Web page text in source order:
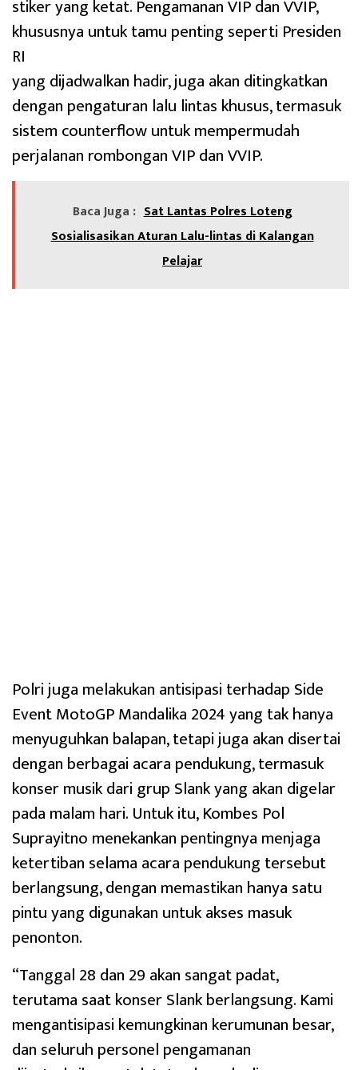
stiker yang ketat. Pengamanan VIP dan VVIP,
khususnya untuk tamu penting seperti Presiden
RI
yang dijadwalkan hadir, juga akan ditingkatkan
dengan pengaturan lalu lintas khusus, termasuk
sistem counterflow untuk mempermudah
perjalanan rombongan VIP dan VVIP.
Baca Juga : Sat Lantas Polres Loteng
Sosialisasikan Aturan Lalu-lintas di Kalangan
Pelajar
Polri juga melakukan antisipasi terhadap Side
Event MotoGP Mandalika 2024 yang tak hanya
menyuguhkan balapan, tetapi juga akan disertai
dengan berbagai acara pendukung, termasuk
konser musik dari grup Slank yang akan digelar
pada malam hari. Untuk itu, Kombes Pol
Suprayitno menekankan pentingnya menjaga
ketertiban selama acara pendukung tersebut
berlangsung, dengan memastikan hanya satu
pintu yang digunakan untuk akses masuk
penonton.
“Tanggal 28 dan 29 akan sangat padat,
terutama saat konser Slank berlangsung. Kami
mengantisipasi kemungkinan kerumunan besar,
dan seluruh personel pengamanan